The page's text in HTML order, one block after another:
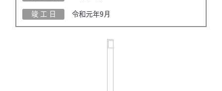
竣 工 日 令和元年9月